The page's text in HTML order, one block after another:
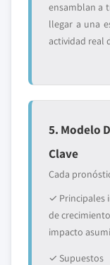
ensamblan a
llegar a una
actividad real
5. Modelo
Clave
Cada
✓ Principales
de
impacto
✓ Supuestos